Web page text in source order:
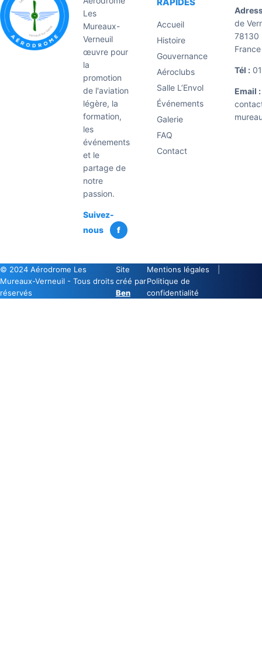
Les
Mureaux-
Verneuil
œuvre pour
la
promotion
de l'aviation
légère, la
formation,
les
événements
et le
partage de
notre
passion.
Suivez-
nous
f
Accueil
Histoire
Gouvernance
Aéroclubs
Salle L’Envol
Événements
Galerie
FAQ
Contact
de
78130
France
Tél :
Email :
© 2024 Aérodrome Les
Mureaux-Verneuil - Tous droits
réservés
Site
créé par
Ben
Mentions légales
Politique de
confidentialité